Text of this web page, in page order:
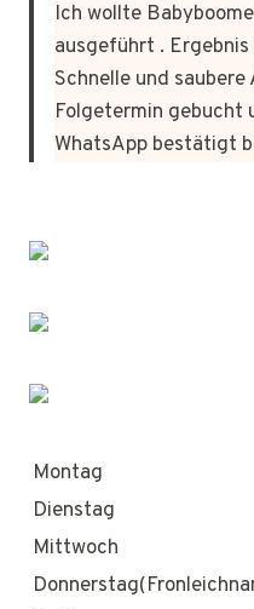
Ich wollte
ausgeführt . Ergebnis
Schnelle und
Folgetermin gebucht
WhatsApp bestätigt
Montag
Dienstag
Mittwoch